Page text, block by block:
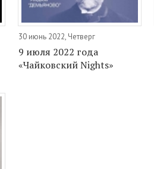
30 июнь 2022, Четверг
9 июля 2022 года
«Чайковский Nights»